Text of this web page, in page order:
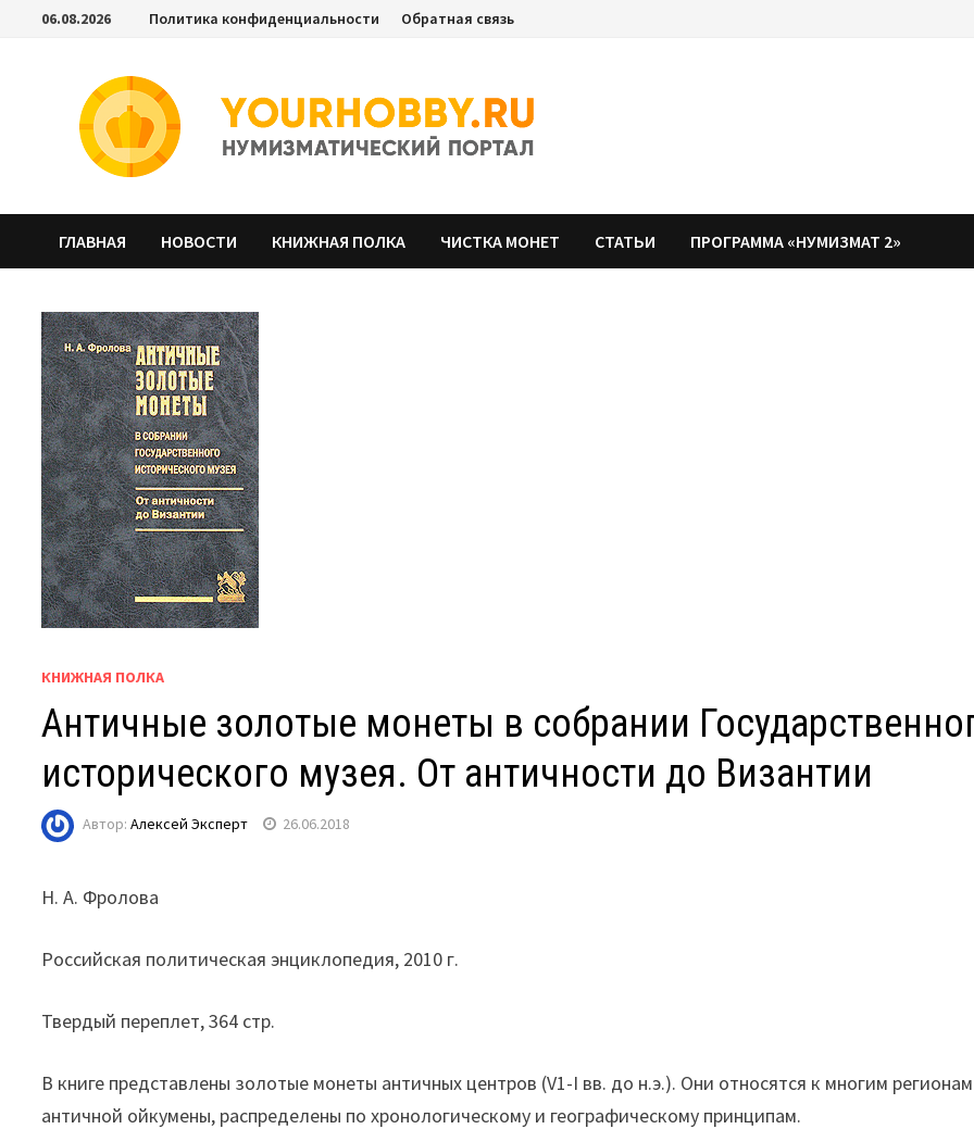
Перейти
содержимому
06.08.2026 Политика конфиденциальности Обратная связь
ГЛАВНАЯ НОВОСТИ КНИЖНАЯ ПОЛКА ЧИСТКА МОНЕТ СТАТЬИ ПРОГРАММА «НУМИЗМАТ 2»
КНИЖНАЯ ПОЛКА
Античные золотые монеты в собрании
исторического музея. От античности до Византии
Автор:Алексей Эксперт 26.06.2018
Н. А. Фролова
Российская политическая энциклопедия, 2010 г.
Твердый переплет, 364 стр.
В книге представлены золотые монеты античных центров (V1-I вв. до н.э.). Они относятся к многим регионам
античной ойкумены, распределены по хронологическому и географическому принципам.